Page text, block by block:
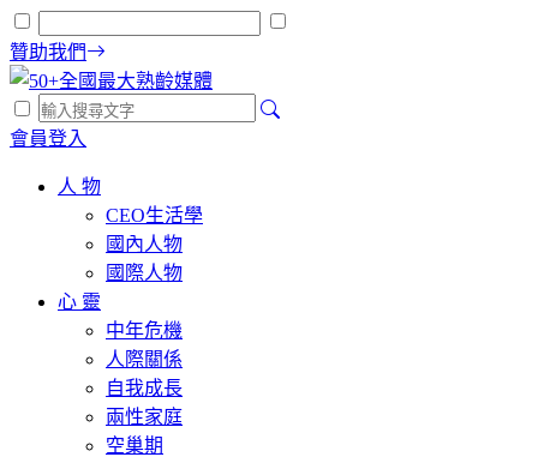
贊助我們
會員登入
人 物
CEO生活學
國內人物
國際人物
心 靈
中年危機
人際關係
自我成長
兩性家庭
空巢期